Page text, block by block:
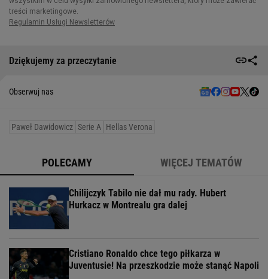
Dziękujemy za przeczytanie
Obserwuj nas
Paweł Dawidowicz Serie A Hellas Verona
POLECAMY WIĘCEJ TEMATÓW
Chilijczyk Tabilo nie dał mu rady. Hubert
Hurkacz w Montrealu gra dalej
Cristiano Ronaldo chce tego piłkarza w
Juventusie! Na przeszkodzie może stanąć Napoli